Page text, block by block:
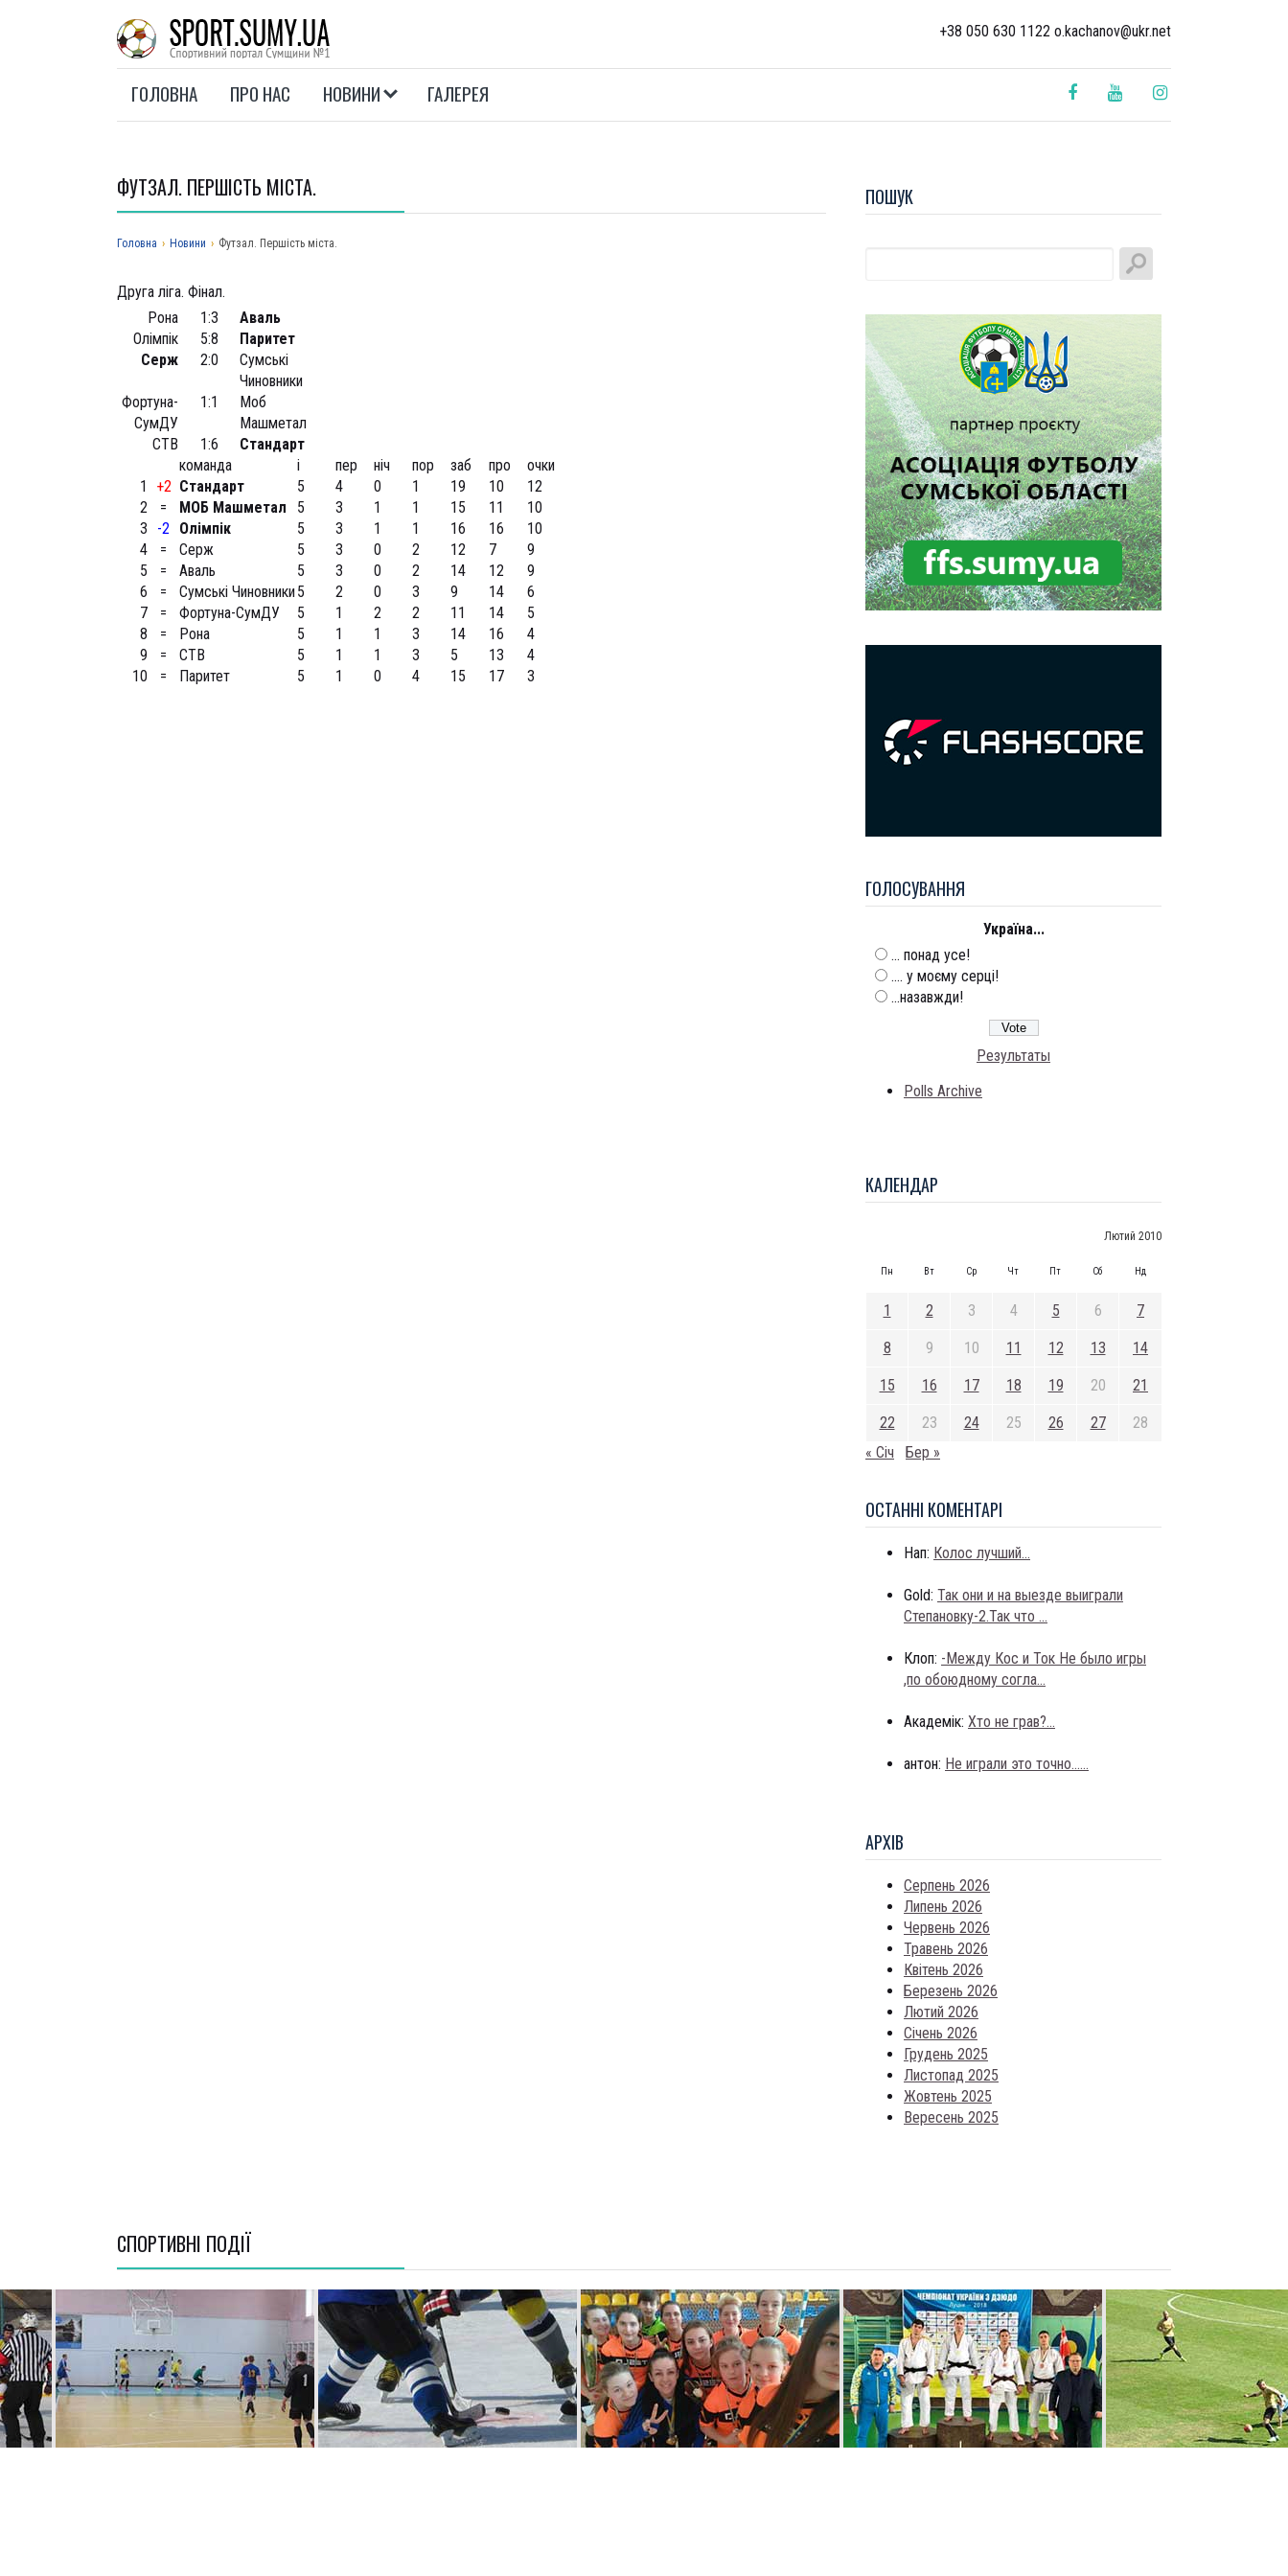
+38 050 630 1122 o.kachanov@ukr.net
ГОЛОВНА ПРО НАС НОВИНИ ГАЛЕРЕЯ
ПОШУК
ГОЛОСУВАННЯ
Україна...
... понад усе!
.... у моєму серці!
...назавжди!
Результаты
Polls Archive
КАЛЕНДАР
Лютий 2010
Пн Вт Ср Чт Пт Сб Нд
1 2 3 4 5 6 7
8 9 10 11 12 13 14
15 16 17 18 19 20 21
22 23 24 25 26 27
28
« Січ
Бер »
ОСТАННI КОМЕНТАРI
Нап: Колос лучший...
Gold: Так они и на выезде выиграли
Степановку-2.Так что ...
Клоп: -Между Кос и Ток Не было игры
,по обоюдному согла...
Академік: Хто не грав?...
антон: Не играли это точно......
АРХIВ
Серпень 2026
Липень 2026
Червень 2026
Травень 2026
Квітень 2026
Березень 2026
Лютий 2026
Січень 2026
Грудень 2025
Листопад 2025
Жовтень 2025
Вересень 2025
ФУТЗАЛ. ПЕРШІСТЬ МІСТА.
Головна › Новини › Футзал. Першість міста.
Друга ліга. Фінал.
Рона
1:3
Аваль
Олімпік
5:8
Паритет
Серж
2:0
Сумські
Чиновники
Фортуна-
СумДУ
1:1
Моб
Машметал
СТВ
1:6
Стандарт
команда
і пер ніч пор заб про
очки
1
+2 Стандарт 5 4 0 1 19 10
12
2
= МОБ Машметал 5 3 1 1 15 11
10
3
-2 Олімпік 5 3 1 1 16 16
10
4
= Серж 5 3 0 2 12 7
9
5
= Аваль 5 3 0 2 14 12
9
6
= Сумські Чиновники 5 2 0 3 9 14
6
7
= Фортуна-СумДУ 5 1 2 2 11 14
5
8
= Рона 5 1 1 3 14 16
4
9
= СТВ 5 1 1 3 5 13
4
10
= Паритет 5 1 0 4 15 17 3
СПОРТИВНI ПОДІЇ